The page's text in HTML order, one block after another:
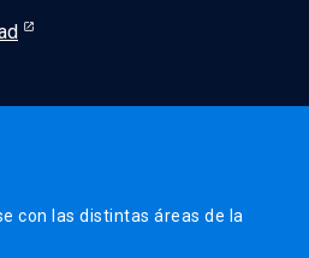
con las distintas áreas de la